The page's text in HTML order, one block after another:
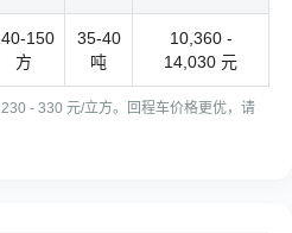
150
方
35-40
吨
10,360 -
14,030 元
- 330 元/立方。回程车价格更优，请